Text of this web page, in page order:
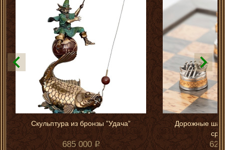
Скульптура из бронзы ”Удача”
685 000
Дорожные
620